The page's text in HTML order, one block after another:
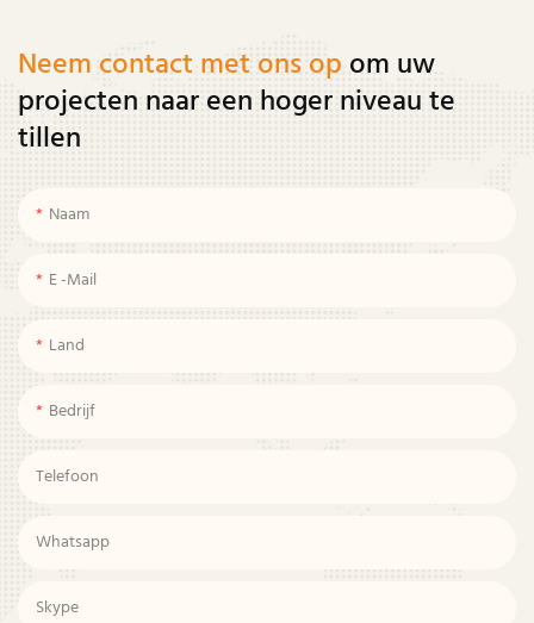
Neem contact met ons op om uw
projecten naar een hoger niveau te
tillen
Naam
E -mail
Land
Bedrijf
Telefoon
Whatsapp
Skype